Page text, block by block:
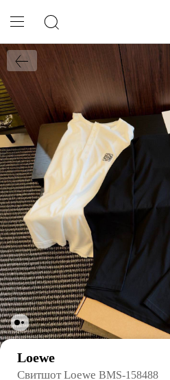
Loewe
Свитшот Loewe BMS-158488